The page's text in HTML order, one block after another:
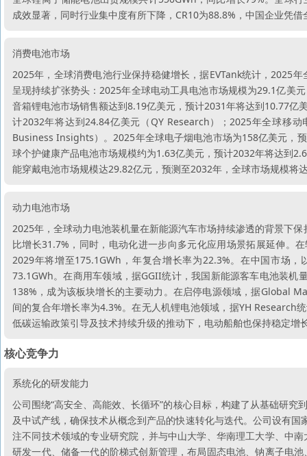
成效显著，同时行业集中度有所下降，CR10为88.8%，中国企业凭
消费电池市场
2025年，全球消费电池行业保持稳健增长，据EVTank统计，2025
呈现持续扩张势头：2025年全球电动工具电池市场规模为29.1亿
音箱锂电池市场销售额达到8.19亿美元，预计2031年将达到10.77
计2032年将达到24.84亿美元（QY Research）；2025年全球移
Business Insights）。2025年全球电子烟电池市场为158亿美元，
球个护健康产品电池市场规模约为1.63亿美元，预计2032年将达到
能穿戴电池市场规模达29.82亿元，预测至2032年，全球市场规模将
动力电池市场
2025年，全球动力电池装机量在新能源汽车市场持续渗透的背景下
比增长31.7%，同时，电动化进一步向多元化应用场景拓展延伸。
2029年将增至175.1GWh，年复合增长率为22.3%。在中国市场
73.1GWh。在商用车领域，据GGII统计，我国新能源客车电池装
138%，成为该板块增长的主要动力。在启停电源领域，据Global
间的复合年增长率为4.3%。在无人机锂电池领域，据YH
低碳运输政策引导及技术持续升级的推动下，电动船舶也保持稳定增
核心竞争力
系统化的研发能力
公司围绕“高安全、高能效、长循环”的核心目标，构建了从基础研
及中试产线，确保技术从概念到产品的快速转化与迭代。公司设有
注不同技术领域的专业研究院，并与中山大学、华南理工大学、中
研发一代、储备一代的阶梯式创新管理，布局固态电池、钠离子电